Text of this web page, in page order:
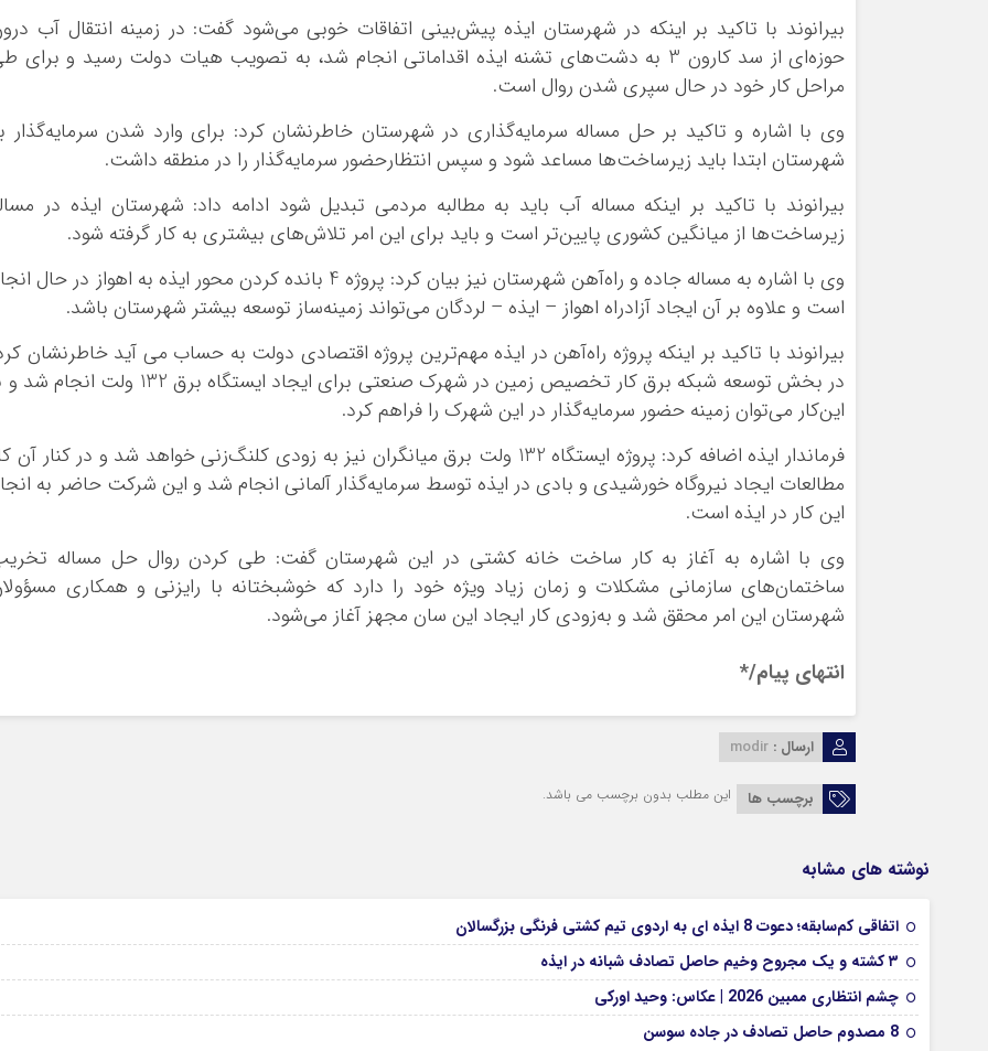
بیرانوند با تاکید بر اینکه در شهرستان ایذه پیش‌بینی اتفاقات خوبی می‌شود گفت: در زمینه انتقال آب
حوزه‌ای از سد کارون 3 به دشت‌های تشنه ایذه اقداماتی انجام شد، به تصویب هیات دولت رسید و برای
مراحل کار خود در حال سپری شدن روال است.
وی با اشاره و تاکید بر حل مساله سرمایه‌گذاری در شهرستان خاطرنشان کرد: برای وارد شدن سرمایه‌گذار
شهرستان ابتدا باید زیرساخت‌ها مساعد شود و سپس انتظارحضور سرمایه‌گذار را در منطقه داشت.
بیرانوند با تاکید بر اینکه مساله آب باید به مطالبه مردمی تبدیل شود ادامه داد: شهرستان ایذه در
زیرساخت‌ها از میانگین کشوری پایین‌تر است و باید برای این امر تلاش‌های بیشتری به کار گرفته شود.
وی با اشاره به مساله جاده و راه‌آهن شهرستان نیز بیان کرد: پروژه 4 بانده کردن محور ایذه به اهواز در حال
است و علاوه بر آن ایجاد آزادراه اهواز – ایذه – لردگان می‌تواند زمینه‌ساز توسعه بیشتر شهرستان باشد.
بیرانوند با تاکید بر اینکه پروژه راه‌آهن در ایذه مهم‌ترین پروژه اقتصادی دولت به حساب می آید خاطرنشان
در بخش توسعه شبکه برق کار تخصیص زمین در شهرک صنعتی برای ایجاد ایستگاه برق 132 ولت
این‌کار می‌توان زمینه حضور سرمایه‌گذار در این شهرک را فراهم کرد.
فرماندار ایذه اضافه کرد: پروژه ایستگاه 132 ولت برق میانگران نیز به زودی کلنگ‌زنی خواهد شد و در کنار آن
مطالعات ایجاد نیروگاه خورشیدی و بادی در ایذه توسط سرمایه‌گذار آلمانی انجام شد و این شرکت حاضر به
این کار در ایذه است.
وی با اشاره به آغاز به کار ساخت خانه کشتی در این شهرستان گفت: طی کردن روال حل مساله
ساختمان‌های سازمانی مشکلات و زمان زیاد ویژه خود را دارد که خوشبختانه با رایزنی و همکاری
شهرستان این امر محقق شد و به‌زودی کار ایجاد این سان مجهز آغاز می‌شود.
انتهای پیام/*
ارسال : modir
برچسب ها این مطلب بدون برچسب می باشد.
نوشته های مشابه
اتفاقی کم‌سابقه؛ دعوت 8 ایذه ای به اردوی تیم کشتی فرنگی بزرگسالان
۳ کشته و یک مجروح وخیم حاصل تصادف شبانه در ایذه
چشم انتظاری ممبین 2026 | عکاس: وحید اورکی
8 مصدوم حاصل تصادف در جاده سوسن